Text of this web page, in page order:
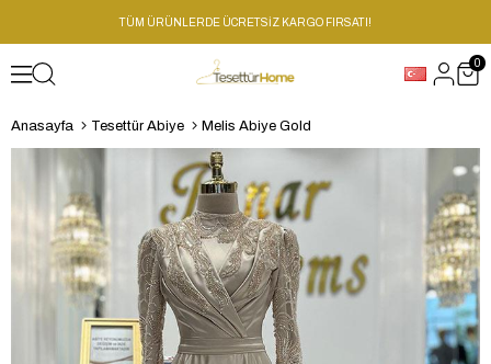
TÜM ÜRÜNLERDE ÜCRETSİZ KARGO FIRSATI!
0
Anasayfa Tesettür Abiye Melis Abiye Gold